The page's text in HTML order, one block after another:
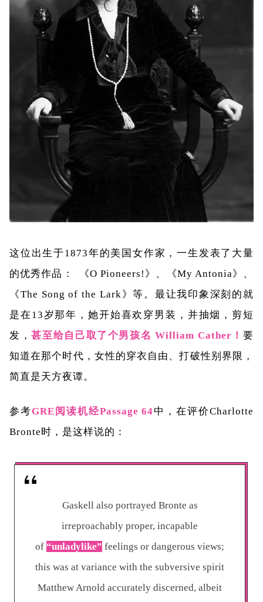
这位出生于1873年的美国女作家，一生发表了大量
的优秀作品：
《O Pioneers! 》、《My Antonia》、
《The Song of the Lark》等。最让我印象深刻的就
是在 13岁那年，她开始喜欢穿男装，并抽烟，剪短
发，甚至给自己取了个男孩名 William Cather ！要
知道在那个时代，女性的穿衣自由、打破性别界限，
简直是天方夜谭。
参考GRE 阅读机经Passage64中，在评价Charlotte
Bronte时，是这样说的：
Gaskell also portrayed Bronte as
irreproachably proper, incapable
of “unladylike” feelings or dangerous views;
this was at variance with the subversive spirit
Matthew Arnold accurately discerned, albeit